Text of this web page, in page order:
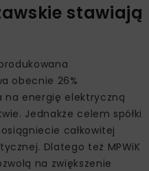
stawiają
obecnie 26%
na energię elektryczną
Jednakże celem spółki
całkowitej
Dlatego też MPWiK
na zwiększenie